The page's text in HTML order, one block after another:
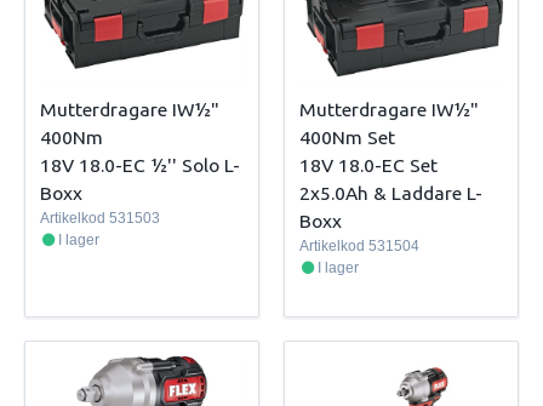
Mutterdragare IW½"
400Nm
18V 18.0-EC ½'' Solo L-
Boxx
Artikelkod 531503
I lager
Mutterdragare IW½"
400Nm Set
18V 18.0-EC Set
2x5.0Ah & Laddare L-
Boxx
Artikelkod 531504
I lager